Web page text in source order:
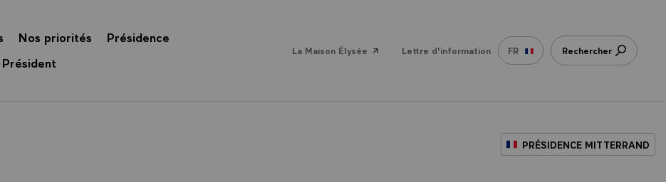
Nos priorités
Présidence
La Maison Élysée Lettre d'information FR Rechercher
PRÉSIDENCE MITTERRAND